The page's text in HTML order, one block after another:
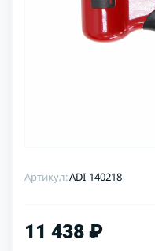
Артикул:ADI-140218
11 438 ₽